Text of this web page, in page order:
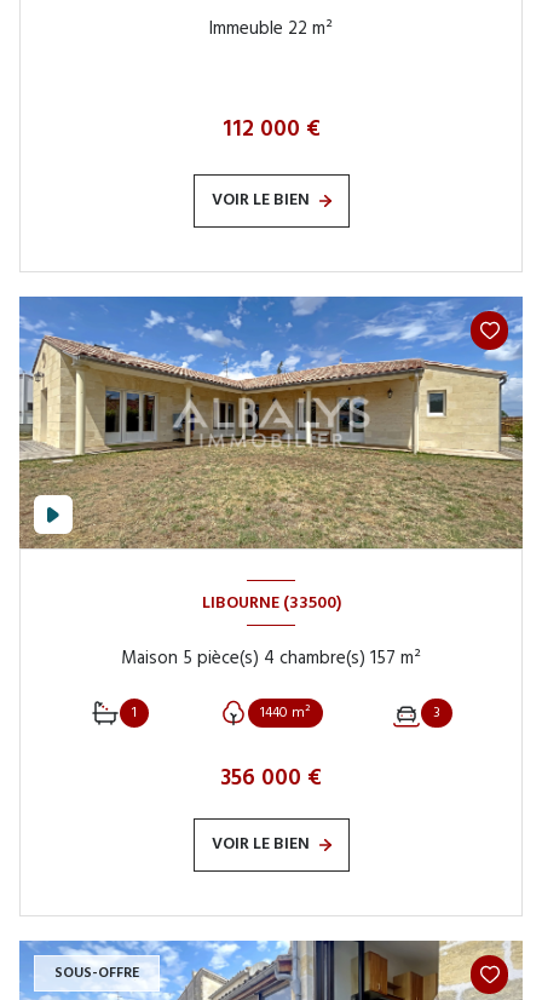
Immeuble 22 m²
112 000 €
VOIR LE BIEN
LIBOURNE (33500)
Maison 5 pièce(s) 4 chambre(s) 157 m²
1 1440 m² 3
356 000 €
VOIR LE BIEN
SOUS-OFFRE